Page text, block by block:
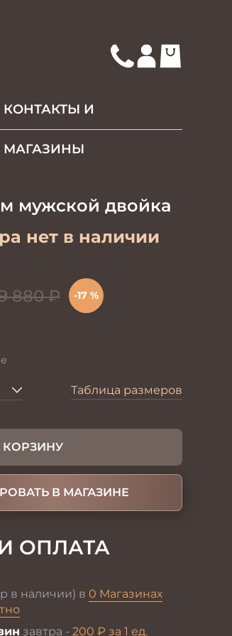
КОНТАКТЫ И
МАГАЗИНЫ
мужской двойка
нет в наличии
880₽ -17 %
Таблица размеров
КОРЗИНУ
В МАГАЗИНЕ
ОПЛАТА
в наличии) в 0 Магазинах
завтра - 200 ₽ за 1 ед.